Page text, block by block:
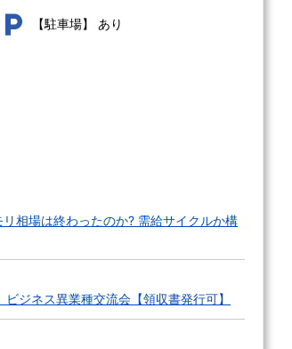
【駐車場】 あり
相場は終わったのか? 需給サイクルか構
ジネス異業種交流会【領収書発行可】